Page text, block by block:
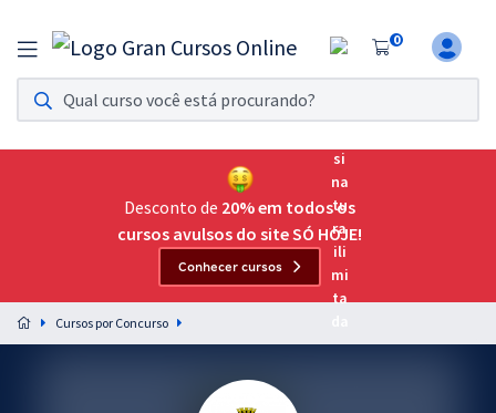
0
Assinatura Ilimitada 11
Acesso a todos os cursos. Teste grátis por 7 dias!
Assinatura OAB Até Passar
Acesso ilimitado a toda preparação para o Exame da
Preparação completa e intensiva para as principais
residências em saúde do Brasil
Desconto de 20% em todos os
cursos avulsos do site SÓ HOJE!
Conhecer cursos
Cursos por Concurso